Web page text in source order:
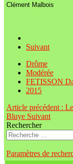
Clément Malbois
Suivant
Drôme
Modérée
FETISSON
2015
Article précédent :
Bluye Suivant
Rechercher
Paramètres de